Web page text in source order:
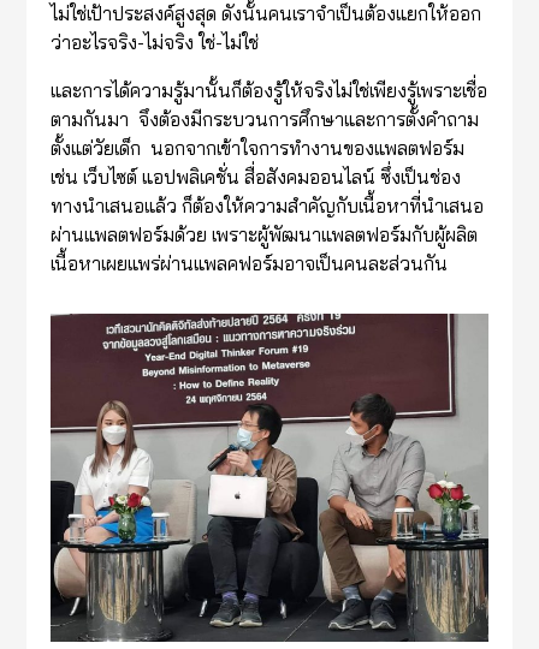
ไม่ใช่เป้าประสงค์สูงสุด ดังนั้นคนเราจำเป็นต้องแยกให้ออก
ว่าอะไรจริง-ไม่จริง ใช่-ไม่ใช่
และการได้ความรู้มานั้นก็ต้องรู้ให้จริงไม่ใช่เพียงรู้เพราะเชื่อ
ตามกันมา จึงต้องมีกระบวนการศึกษาและการตั้งคำถาม
ตั้งแต่วัยเด็ก นอกจากเข้าใจการทำงานของแพลตฟอร์ม
เช่น เว็บไซต์ แอปพลิเคชั่น สื่อสังคมออนไลน์ ซึ่งเป็นช่อง
ทางนำเสนอแล้ว ก็ต้องให้ความสำคัญกับเนื้อหาที่นำเสนอ
ผ่านแพลตฟอร์มด้วย เพราะผู้พัฒนาแพลตฟอร์มกับผู้ผลิต
เนื้อหาเผยแพร่ผ่านแพลคฟอร์มอาจเป็นคนละส่วนกัน